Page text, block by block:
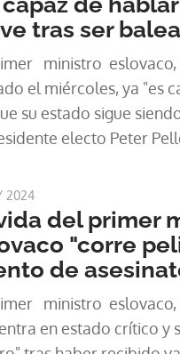
tras ser
ministro eslovaco,
el miércoles, ya "es
su estado sigue
electo Peter
2024
del primer
"corre
de
ministro eslovaco,
en estado crítico y